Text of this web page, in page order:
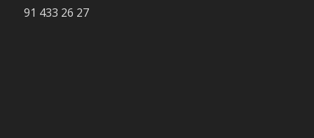
91 433 26 27